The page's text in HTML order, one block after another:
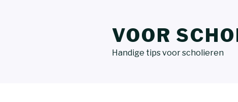
VOOR
Handige tips voor scholieren